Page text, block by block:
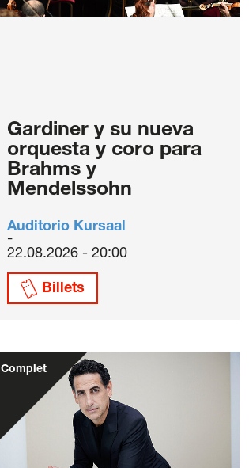
Gardiner y su nueva
orquesta y coro para
Brahms y
Mendelssohn
Auditorio Kursaal
22.08.2026 - 20:00
Billets
Complet